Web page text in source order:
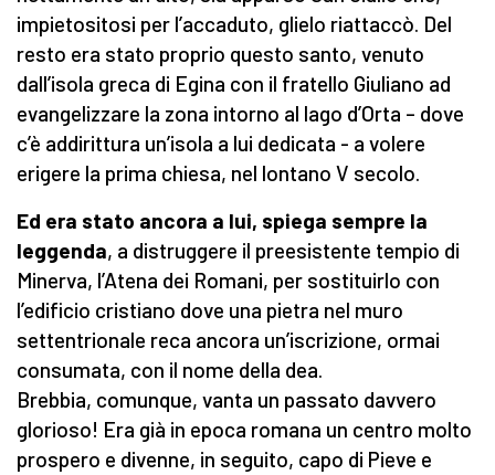
impietositosi per l’accaduto, glielo riattaccò. Del
resto era stato proprio questo santo, venuto
dall’isola greca di Egina con il fratello Giuliano ad
evangelizzare la zona intorno al lago d’Orta – dove
c’è addirittura un’isola a lui dedicata - a volere
erigere la prima chiesa, nel lontano V secolo.
Ed era stato ancora a lui, spiega sempre la
leggenda, a distruggere il preesistente tempio di
Minerva, l’Atena dei Romani, per sostituirlo con
l’edificio cristiano dove una pietra nel muro
settentrionale reca ancora un’iscrizione, ormai
consumata, con il nome della dea.
Brebbia, comunque, vanta un passato davvero
glorioso! Era già in epoca romana un centro molto
prospero e divenne, in seguito, capo di Pieve e